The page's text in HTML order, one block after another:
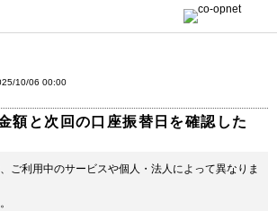
10/06 00:00
額と次回の口座振替日を確認した
ご利用中のサービスや個人・法人によって異なりま